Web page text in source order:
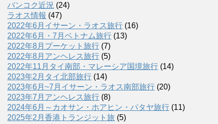
バンコク近況 (24)
ラオス情報 (47)
2022年6月イサーン・ラオス旅行 (16)
2022年6月・7月ベトナム旅行 (13)
2022年8月プーケット旅行 (7)
2022年8月アンヘレス旅行 (5)
2022年11月タイ南部・マレーシア国境旅行 (14)
2023年2月タイ北部旅行 (14)
2023年6月~7月イサーン・ラオス南部旅行 (20)
2023年7月アンヘレス旅行 (8)
2024年6月～カオサン・ホアヒン・パタヤ旅行 (11)
2025年2月香港トランジット旅 (5)